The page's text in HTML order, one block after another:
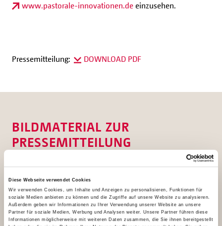
Diese Webseite verwendet Cookies
Wir verwenden Cookies, um Inhalte und Anzeigen zu personalisieren, Funktionen für
soziale Medien anbieten zu können und die Zugriffe auf unsere Website zu analysieren.
Außerdem geben wir Informationen zu Ihrer Verwendung unserer Website an unsere
Partner für soziale Medien, Werbung und Analysen weiter. Unsere Partner führen diese
Informationen möglicherweise mit weiteren Daten zusammen, die Sie ihnen bereitgestellt
www.pastorale-innovationen.de einzusehen.
Pressemitteilung: DOWNLOAD PDF
BILDMATERIAL ZUR
PRESSEMITTEILUNG